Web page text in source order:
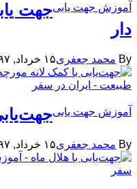
آموزش جهت یابیجهت
دار
By محمد جعفری۱۵ خرداد, ۱۳۹۷
آموزش جهت یابی
By محمد جعفری۱۵ خرداد, ۱۳۹۷